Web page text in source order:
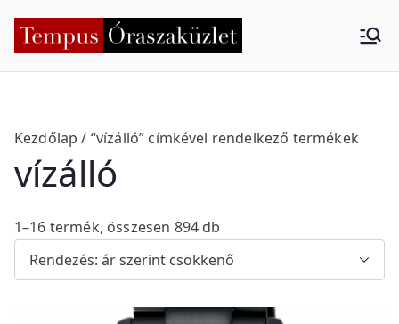
Tempus
küzlet
Kezdőlap / “vízálló” címkével rendelkező termékek
vízálló
1–16 termék, összesen 894 db
o
r